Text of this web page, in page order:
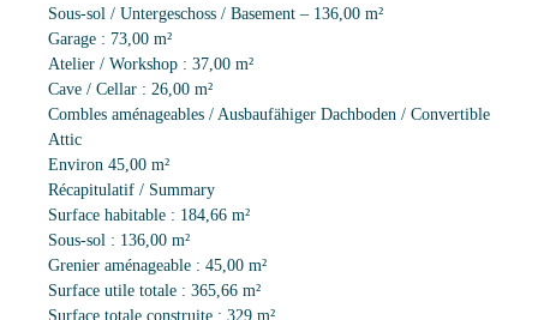
Sous-sol / Untergeschoss / Basement – 136,00 m²
Garage : 73,00 m²
Atelier / Workshop : 37,00 m²
Cave / Cellar : 26,00 m²
Combles aménageables / Ausbaufähiger Dachboden / Convertible
Attic
Environ 45,00 m²
Récapitulatif / Summary
Surface habitable : 184,66 m²
Sous-sol : 136,00 m²
Grenier aménageable : 45,00 m²
Surface utile totale : 365,66 m²
Surface totale construite : 329 m²